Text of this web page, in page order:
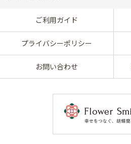
ご利用ガイド
プライバシーポリシー
お問い合わせ